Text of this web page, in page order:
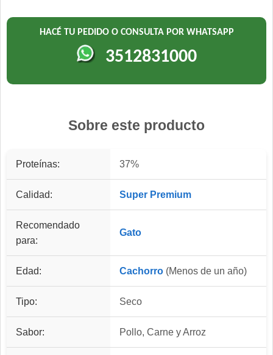
HACÉ TU PEDIDO O CONSULTA POR WHATSAPP
3512831000
Sobre este producto
Proteínas: 37%
Calidad: Super Premium
Recomendado
para:
Gato
Edad: Cachorro (Menos de un año)
Tipo: Seco
Sabor: Pollo, Carne y Arroz